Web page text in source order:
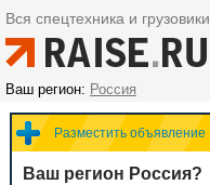
Вся спецтехника и грузовики
Ваш регион: Россия
Разместить объявление
Ваш регион Россия?